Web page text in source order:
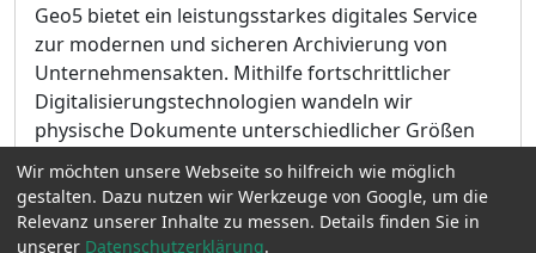
Geo5 bietet ein leistungsstarkes digitales Service
zur modernen und sicheren Archivierung von
Unternehmensakten. Mithilfe fortschrittlicher
Digitalisierungstechnologien wandeln wir
physische Dokumente unterschiedlicher Größen
effizient in durchsuchbare PDF-Dateien um.
Mehr Info
Wir möchten unsere Webseite so hilfreich wie möglich
gestalten. Dazu nutzen wir Werkzeuge von Google, um die
Relevanz unserer Inhalte zu messen. Details finden Sie in
unserer Datenschutzerklärung.